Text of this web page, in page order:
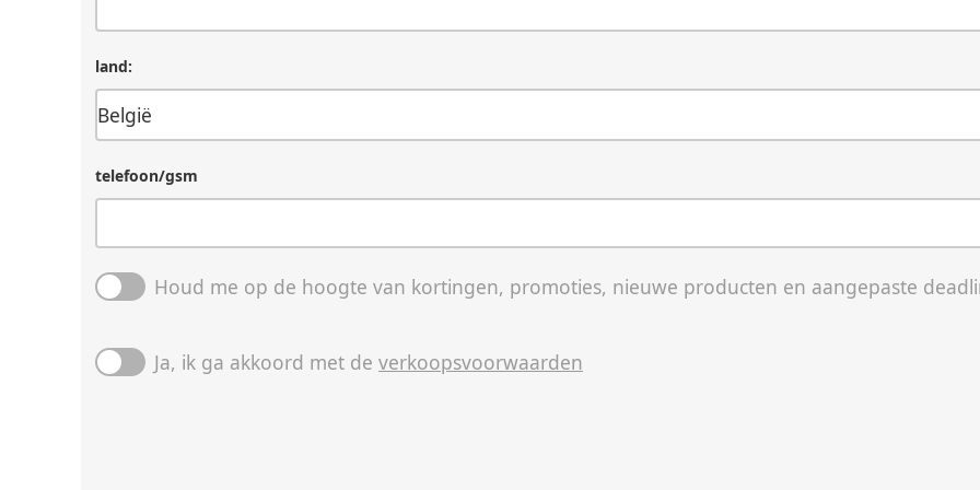
land:
telefoon/gsm
Houd me op de hoogte van kortingen, promoties, nieuwe producten en aangepaste
Ja, ik ga akkoord met deverkoopsvoorwaarden